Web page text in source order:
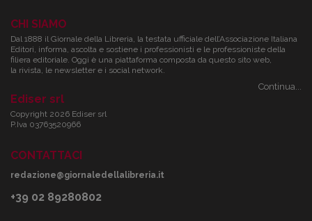
CHI SIAMO
Dal 1888 il Giornale della Libreria, la testata ufficiale dell’Associazione Italiana
Editori, informa, ascolta e sostiene i professionisti e le professioniste della
filiera editoriale. Oggi è una piattaforma composta da questo sito web,
la rivista, le newsletter e i social network.
Continua...
Ediser srl
Copyright 2026 Ediser srl
P.Iva 03763520966
CONTATTACI
redazione@giornaledellalibreria.it
+39 02 89280802